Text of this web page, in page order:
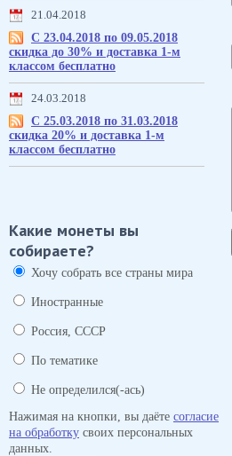
21.04.2018
С 23.04.2018 по 09.05.2018
скидка до 30% и доставка 1-м
классом бесплатно
24.03.2018
С 25.03.2018 по 31.03.2018
скидка 20% и доставка 1-м
классом бесплатно
Какие монеты вы
собираете?
Хочу собрать все страны мира
Иностранные
Россия, СССР
По тематике
Не определился(-ась)
Нажимая на кнопки, вы даёте согласие
на обработку своих персональных
данных.